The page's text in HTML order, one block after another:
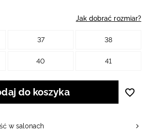
Jak dobrać rozmiar?
37 38
40 41
do koszyka
w salonach